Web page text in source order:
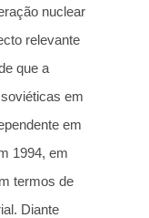
nuclear
relevante
que a
em
em
1994, em
termos de
Diante